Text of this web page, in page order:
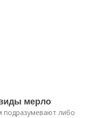
мерло
подразумевают либо